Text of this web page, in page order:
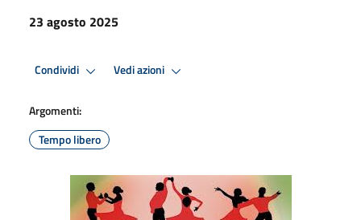
23 agosto 2025
Condividi Vedi azioni
Argomenti:
Tempo libero